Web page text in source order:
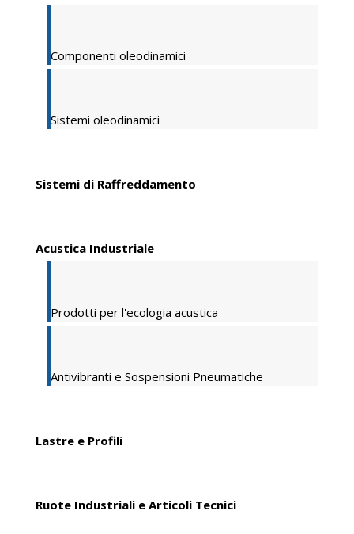
Componenti oleodinamici
Sistemi oleodinamici
Sistemi di Raffreddamento
Acustica Industriale
Prodotti per l'ecologia acustica
Antivibranti e Sospensioni Pneumatiche
Lastre e Profili
Ruote Industriali e Articoli Tecnici